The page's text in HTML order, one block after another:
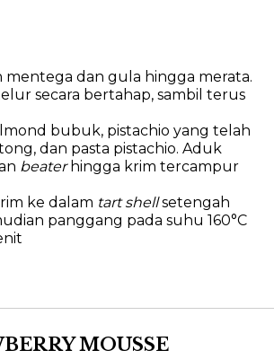
mentega dan gula hingga merata.
secara bertahap, sambil terus
bubuk, pistachio yang telah
dan pasta pistachio. Aduk
beaterhingga krim tercampur
ke dalam tart shellsetengah
panggang pada suhu 160°C
MOUSSE